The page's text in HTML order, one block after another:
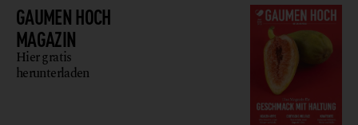
GAUMEN HOCH
MAGAZIN
Hier gratis
herunterladen